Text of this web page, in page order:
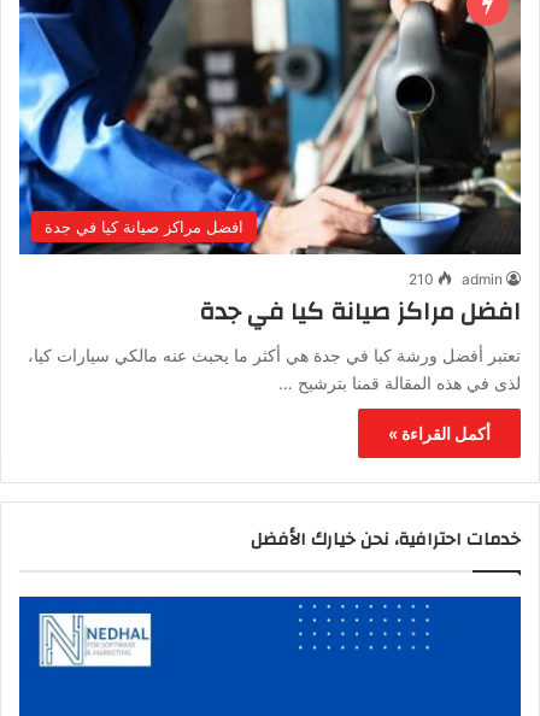
افضل مراكز صيانة كيا في جدة
admin
210
افضل مراكز صيانة كيا في جدة
تعتبر أفضل ورشة كيا في جدة هي أكثر ما يحبث عنه مالكي سيارات كيا،
لذى في هذه المقالة قمنا بترشيح …
أكمل القراءة »
خدمات احترافية، نحن خيارك الأفضل